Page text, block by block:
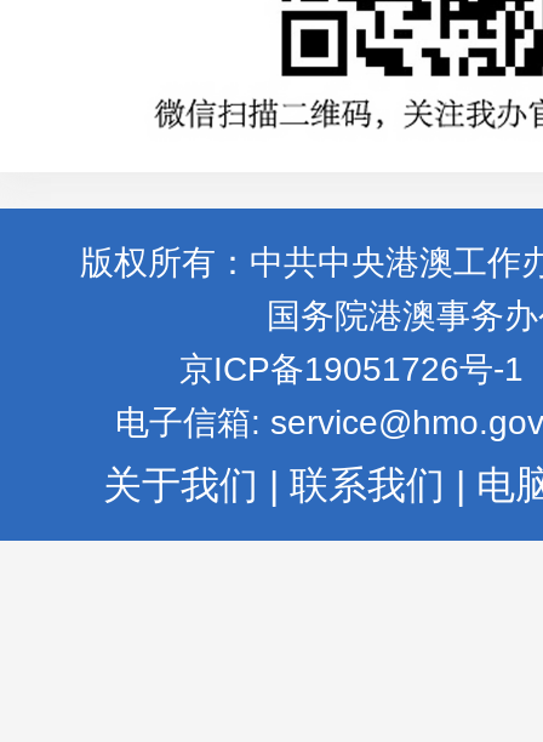
版权所有：中共中央港澳工作
国务院港澳事务
京ICP备19051726号-1
电子信箱:
关于我们 | 联系我们 | 电